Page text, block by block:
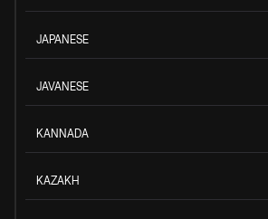
JAPANESE
JAVANESE
KANNADA
KAZAKH